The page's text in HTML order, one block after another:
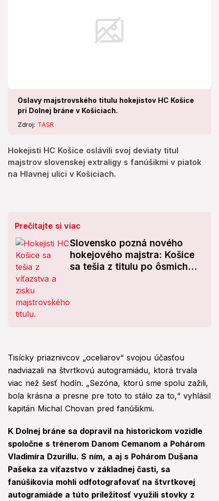
Oslavy majstrovského titulu hokejistov HC Košice
pri Dolnej bráne v Košiciach.
Zdroj: TASR
Hokejisti HC Košice oslávili svoj deviaty titul
majstrov slovenskej extraligy s fanúšikmi v piatok
na Hlavnej ulici v Košiciach.
Prečítajte si viac
Slovensko pozná nového
hokejového majstra: Košice
sa tešia z titulu po ôsmich
Tisícky priaznivcov „oceliarov“ svojou účasťou
nadviazali na štvrtkovú autogramiádu, ktorá trvala
viac než šesť hodín. „Sezóna, ktorú sme spolu zažili,
bola krásna a presne pre toto to stálo za to,“ vyhlásil
kapitán Michal Chovan pred fanúšikmi.
K Dolnej bráne sa dopravil na historickom vozidle
spoločne s trénerom Danom Cemanom a Pohárom
Vladimíra Dzurillu. S ním, a aj s Pohárom Dušana
Pašeka za víťazstvo v základnej časti, sa
fanúšikovia mohli odfotografovať na štvrtkovej
autogramiáde a túto príležitosť využili stovky z